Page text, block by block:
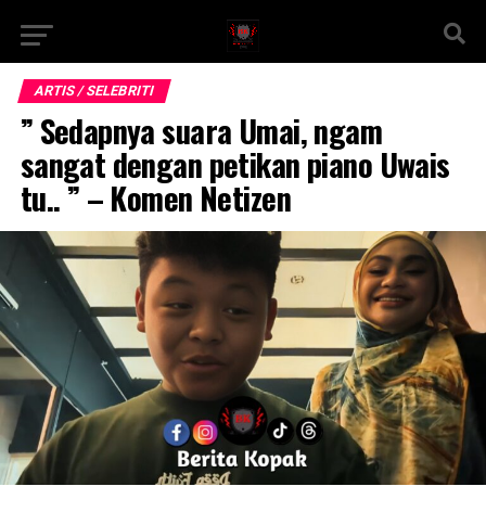
ARTIS / SELEBRITI
” Sedapnya suara Umai, ngam
sangat dengan petikan piano Uwais
tu.. ” – Komen Netizen